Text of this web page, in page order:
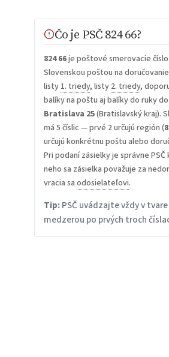
Čo je PSČ 824 66?
824 66je poštové smerovacie
Slovenskou poštou na
listy 1. triedy, listy 2. triedy,
balíky na poštu aj balíky do ruky
Bratislava 25(Bratislavský kraj).
má 5 číslic — prvé 2 určujú región (
určujú konkrétnu poštu alebo
Pri podaní zásielky je správne
neho sa zásielka považuje za
vracia sa odosielateľovi.
Tip:PSČ uvádzajte vždy v tvare
medzerou po prvých troch